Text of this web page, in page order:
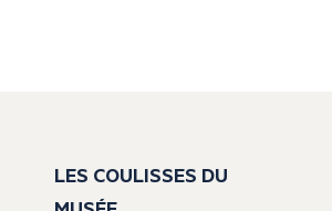
LES COULISSES DU